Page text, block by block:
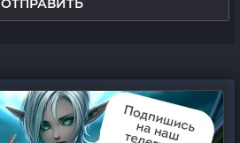
ОТПРАВИТЬ